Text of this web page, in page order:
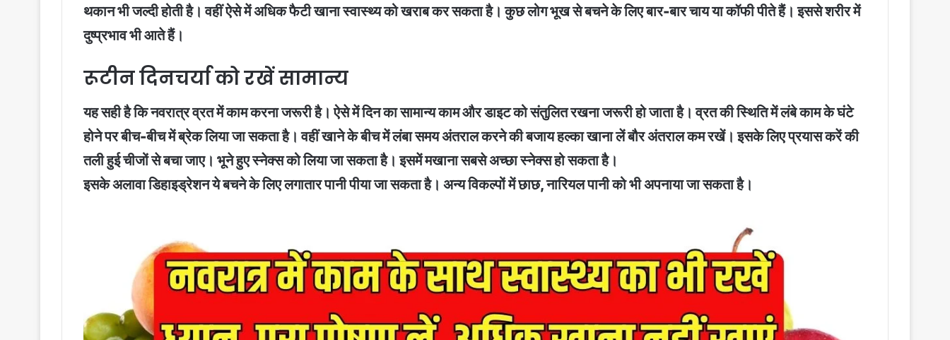
थकान भी जल्दी होती है। वहीं ऐसे में अधिक फैटी खाना स्वास्थ्य को खराब कर सकता है। कुछ लोग भूख से बचने के लिए बार-बार चाय या कॉफी पीते हैं। इससे शरीर में
दुष्प्रभाव भी आते हैं।
रूटीन दिनचर्या को रखें सामान्य
यह सही है कि नवरात्र व्रत में काम करना जरूरी है। ऐसे में दिन का सामान्य काम और डाइट को संतुलित रखना जरूरी हो जाता है। व्रत की स्थिति में लंबे काम के घंटे
होने पर बीच-बीच में ब्रेक लिया जा सकता है। वहीं खाने के बीच में लंबा समय अंतराल करने की बजाय हल्का खाना लें बौर अंतराल कम रखें। इसके लिए प्रयास करें की
तली हुई चीजों से बचा जाए। भूने हुए स्नेक्स को लिया जा सकता है। इसमें मखाना सबसे अच्छा स्नेक्स हो सकता है।
इसके अलावा डिहाइड्रेशन ये बचने के लिए लगातार पानी पीया जा सकता है। अन्य विकल्पों में छाछ, नारियल पानी को भी अपनाया जा सकता है।